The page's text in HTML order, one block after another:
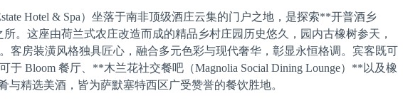
Hotel & Spa）坐落于南非顶级酒庄云集的门户之地，是探索**开普酒乡
所。这座由荷兰式农庄改造而成的精品乡村庄园历史悠久，园内古橡树参天，
客房装潢风格独具匠心，融合多元色彩与现代奢华，彰显永恒格调。宾客既可
于 Bloom 餐厅、**木兰花社交餐吧（Magnolia Social Dining Lounge）**以及橡
与精选美酒，皆为萨默塞特西区广受赞誉的餐饮胜地。